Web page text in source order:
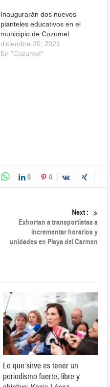
Inaugurarán dos nuevos
planteles educativos en el
municipio de Cozumel
diciembre 20, 2021
En "Cozumel"
0 0
Next :
Exhortan a transportistas a
incrementar horarios y
unidades en Playa del Carmen
Lo que sirve es tener un
periodismo fuerte, libre y